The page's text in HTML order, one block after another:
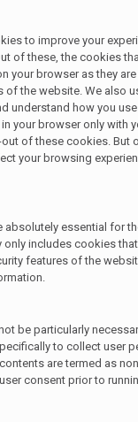
to improve your
of these, the cookies
your browser as they
the website. We also
understand how you
your browser only with
of these cookies. But
your browsing
absolutely essential for
only includes cookies
features of the
be particularly
to collect user
are termed as
consent prior to